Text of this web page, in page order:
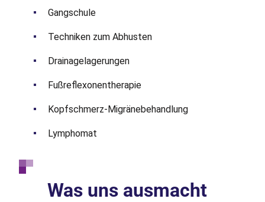
Gangschule
Techniken zum Abhusten
Drainagelagerungen
Fußreflexonentherapie
Kopfschmerz-Migränebehandlung
Lymphomat
Was uns ausmacht